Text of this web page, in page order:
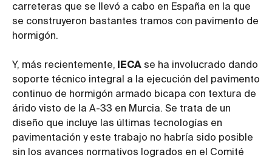
carreteras que se llevó a cabo en España en la que
se construyeron bastantes tramos con pavimento de
hormigón.
Y, más recientemente, IECA se ha involucrado dando
soporte técnico integral a la ejecución del pavimento
continuo de hormigón armado bicapa con textura de
árido visto de la A-33 en Murcia. Se trata de un
diseño que incluye las últimas tecnologías en
pavimentación y este trabajo no habría sido posible
sin los avances normativos logrados en el Comité